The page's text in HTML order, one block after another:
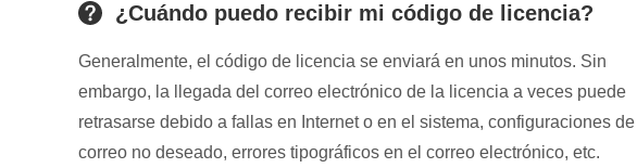
¿Cuándo puedo recibir mi código de licencia?
Generalmente, el código de licencia se enviará en unos minutos. Sin
embargo, la llegada del correo electrónico de la licencia a veces puede
retrasarse debido a fallas en Internet o en el sistema, configuraciones de
correo no deseado, errores tipográficos en el correo electrónico, etc.